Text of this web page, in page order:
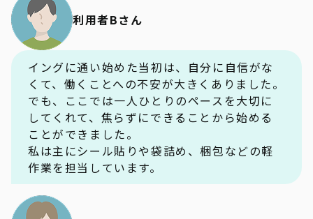
利用者Bさん
イングに通い始めた当初は、自分に自信がな
くて、働くことへの不安が大きくありました。
でも、ここでは一人ひとりのペースを大切に
してくれて、焦らずにできることから始める
ことができました。
私は主にシール貼りや袋詰め、梱包などの軽
作業を担当しています。